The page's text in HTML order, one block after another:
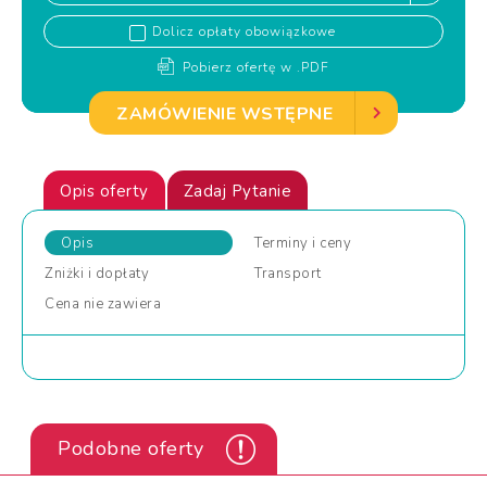
Dolicz opłaty obowiązkowe
Pobierz ofertę w .PDF
ZAMÓWIENIE WSTĘPNE
Opis oferty Zadaj Pytanie
Opis Terminy i ceny
Zniżki i dopłaty
Transport
Cena nie zawiera
Podobne oferty